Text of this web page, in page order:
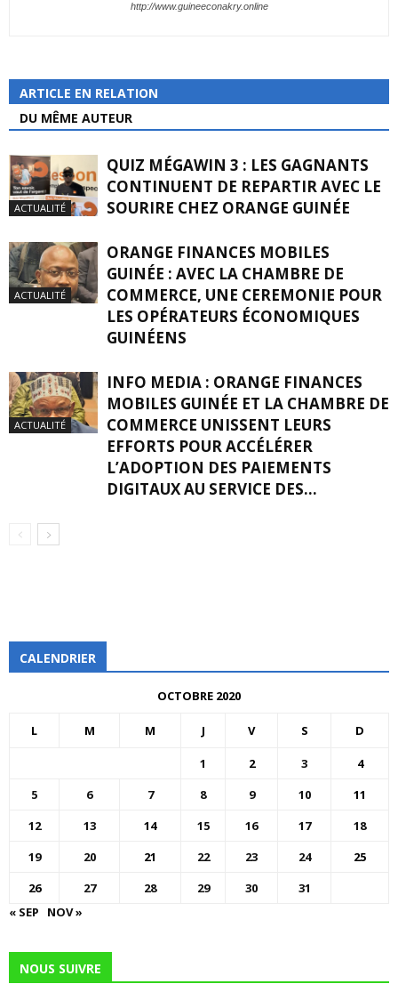
http://www.guineeconakry.online
ARTICLE EN RELATION
DU MÊME AUTEUR
ACTUALITÉ
QUIZ MÉGAWIN 3 : LES GAGNANTS
CONTINUENT DE REPARTIR AVEC LE
SOURIRE CHEZ ORANGE GUINÉE
ACTUALITÉ
ORANGE FINANCES MOBILES
GUINÉE : AVEC LA CHAMBRE DE
COMMERCE, UNE CEREMONIE POUR
LES OPÉRATEURS ÉCONOMIQUES
GUINÉENS
ACTUALITÉ
INFO MEDIA : ORANGE FINANCES
MOBILES GUINÉE ET LA CHAMBRE DE
COMMERCE UNISSENT LEURS
EFFORTS POUR ACCÉLÉRER
L’ADOPTION DES PAIEMENTS
DIGITAUX AU SERVICE DES...
CALENDRIER
OCTOBRE 2020
L M M J V S D
1 2 3
4
5
6 7 8 9 10
11
12
13 14 15 16 17
18
19
20 21 22 23 24
25
26
27 28 29 30
31
« SEP
NOV »
NOUS SUIVRE